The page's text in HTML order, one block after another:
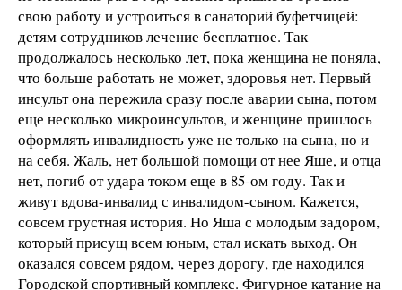
свою работу и устроиться в санаторий буфетчицей:
детям сотрудников лечение бесплатное. Так
продолжалось несколько лет, пока женщина не поняла,
что больше работать не может, здоровья нет. Первый
инсульт она пережила сразу после аварии сына, потом
еще несколько микроинсультов, и женщине пришлось
оформлять инвалидность уже не только на сына, но и
на себя. Жаль, нет большой помощи от нее Яше, и отца
нет, погиб от удара током еще в 85-ом году. Так и
живут вдова-инвалид с инвалидом-сыном. Кажется,
совсем грустная история. Но Яша с молодым задором,
который присущ всем юным, стал искать выход. Он
оказался совсем рядом, через дорогу, где находился
Городской спортивный комплекс. Фигурное катание на